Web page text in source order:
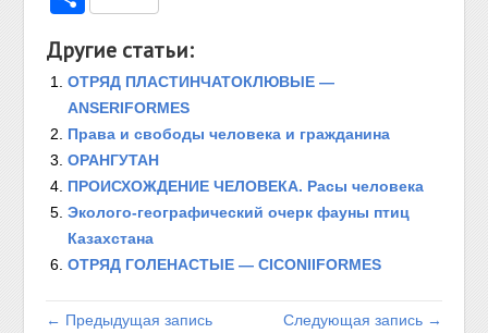
Другие статьи:
ОТРЯД ПЛАСТИНЧАТОКЛЮВЫЕ —
ANSERIFORMES
Права и свободы человека и гражданина
ОРАНГУТАН
ПРОИСХОЖДЕНИЕ ЧЕЛОВЕКА. Расы человека
Эколого-географический очерк фауны птиц
Казахстана
ОТРЯД ГОЛЕНАСТЫЕ — CICONIIFORMES
← Предыдущая запись Следующая запись →